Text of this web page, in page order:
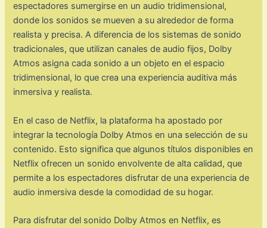
espectadores sumergirse en un audio tridimensional,
donde los sonidos se mueven a su alrededor de forma
realista y precisa. A diferencia de los sistemas de sonido
tradicionales, que utilizan canales de audio fijos, Dolby
Atmos asigna cada sonido a un objeto en el espacio
tridimensional, lo que crea una experiencia auditiva más
inmersiva y realista.
En el caso de Netflix, la plataforma ha apostado por
integrar la tecnología Dolby Atmos en una selección de su
contenido. Esto significa que algunos títulos disponibles en
Netflix ofrecen un sonido envolvente de alta calidad, que
permite a los espectadores disfrutar de una experiencia de
audio inmersiva desde la comodidad de su hogar.
Para disfrutar del sonido Dolby Atmos en Netflix, es